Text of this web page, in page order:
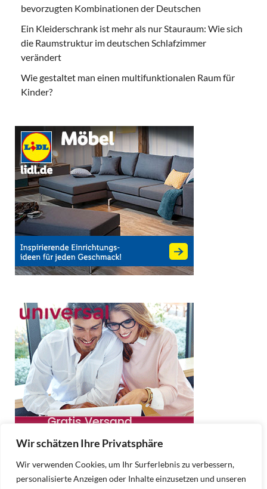
Wir schätzen Ihre Privatsphäre
Wir verwenden Cookies, um Ihr Surferlebnis zu verbessern,
personalisierte Anzeigen oder Inhalte einzusetzen und unseren
bevorzugten Kombinationen der Deutschen
Ein Kleiderschrank ist mehr als nur Stauraum: Wie sich
die Raumstruktur im deutschen Schlafzimmer
verändert
Wie gestaltet man einen multifunktionalen Raum für
Kinder?